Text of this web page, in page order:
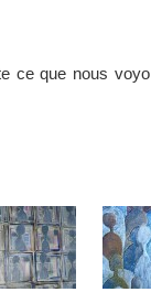
ce que nous